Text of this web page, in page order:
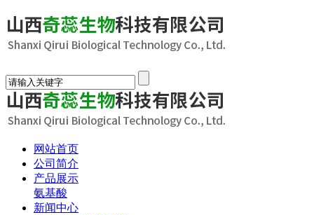
网站首页
公司简介
产品展示
氨基酸
新闻中心